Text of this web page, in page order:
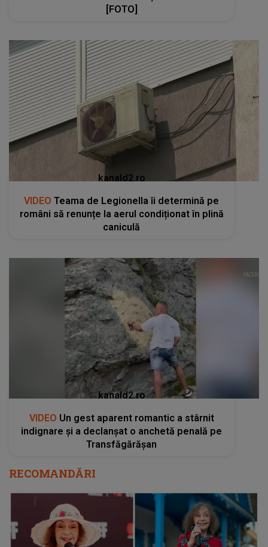
[FOTO]
kanald2.ro
VIDEO Teama de Legionella îi determină pe
români să renunțe la aerul condiționat în plină
caniculă
kanald2.ro
VIDEO Un gest aparent romantic a stârnit
indignare și a declanșat o anchetă penală pe
Transfăgărășan
RECOMANDĂRI